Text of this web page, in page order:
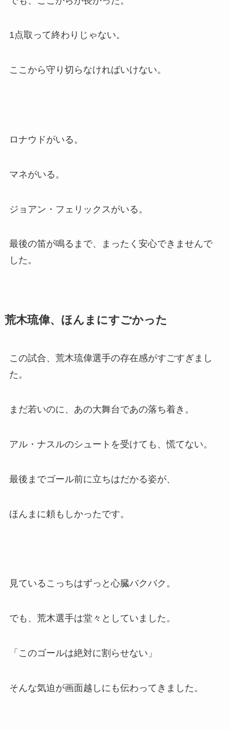
1点取って終わりじゃない。
ここから守り切らなければいけない。
ロナウドがいる。
マネがいる。
ジョアン・フェリックスがいる。
最後の笛が鳴るまで、まったく安心できませんで
した。
荒木琉偉、ほんまにすごかった
この試合、荒木琉偉選手の存在感がすごすぎまし
た。
まだ若いのに、あの大舞台であの落ち着き。
アル・ナスルのシュートを受けても、慌てない。
最後までゴール前に立ちはだかる姿が、
ほんまに頼もしかったです。
見ているこっちはずっと心臓バクバク。
でも、荒木選手は堂々としていました。
「このゴールは絶対に割らせない」
そんな気迫が画面越しにも伝わってきました。